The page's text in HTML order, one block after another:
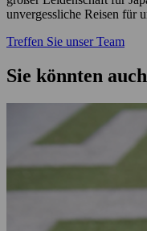
unvergessliche Reisen für
Treffen Sie unser Team
Sie könnten